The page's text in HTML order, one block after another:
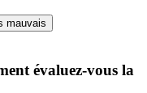
mauvais
évaluez-vous la